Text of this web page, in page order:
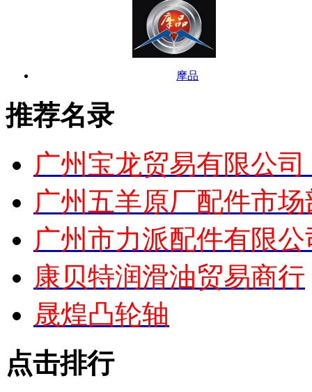
摩品
推荐名录
广州宝龙贸易有限公
广州五羊原厂配件市场
广州市力派配件有限公
康贝特润滑油贸易商行
晟煌凸轮轴
点击排行